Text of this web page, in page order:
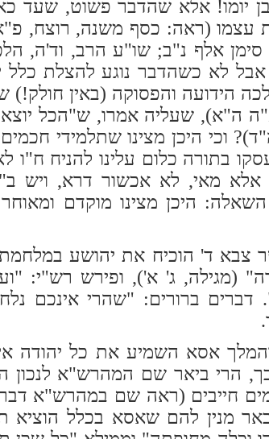
יומו! אלא שהדבר פשוט, שעד
עצמו (ראה: כסף משנה, רוצח,
אלף נ"ב; שו"ע הרב, וד'ה,
אבל לא כשהדבר נוגע להצלת
הידועה והפסוקה (באין
ה"א), שעליה אמרו, ש"הכל
וכי היכן מצינו שתלמידי
בתורה כלום עלינו להניח ח"ו
אלא מאי, לא אכשור דרא,
היכן מצינו מוקדם ומאוחר
צבא ד' הוכיח את יהושע
(מגילה, ג' א'), ופירש רש"י:
דברים ברורים: "שהרי אינכם
אסא השמיע את כל יהודה
הרי ביאר שם המהרש"א לנכון
חייבים (ראה שם במהרש"א
מנין להם שאסא בכלל הוציא